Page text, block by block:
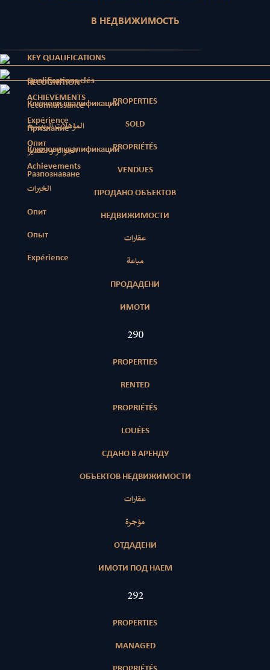
В НЕДВИЖИМОСТЬ
KEY QUALIFICATIONS
Qualifications clés
Ключови квалификации
المؤهلات الرئيسية
Ключови квалификации
RECOGNITION
reconnaissance
Признание
الجوائز والتقدير
Разпознаване
ACHIEVEMENTS
Expérience
Опит
Achievements
الخبرات
Опит
Опыт
Expérience
PROPERTIES
SOLD
PROPRIÉTÉS
VENDUES
ПРОДАНО ОБЪЕКТОВ
НЕДВИЖИМОСТИ
عقارات
مباعة
ПРОДАДЕНИ
ИМОТИ
417
PROPERTIES
RENTED
PROPRIÉTÉS
LOUÉES
СДАНО В АРЕНДУ
ОБЪЕКТОВ НЕДВИЖИМОСТИ
عقارات
مؤجرة
ОТДАДЕНИ
ИМОТИ ПОД НАЕМ
420
PROPERTIES
MANAGED